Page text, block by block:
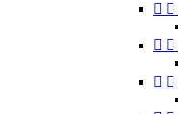
 
 
 